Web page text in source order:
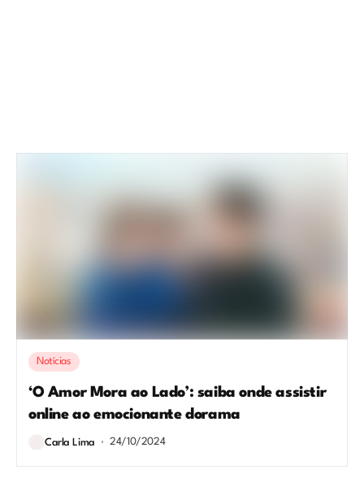
Notícias
‘O Amor Mora ao Lado’: saiba onde assistir
online ao emocionante dorama
Carla Lima 24/10/2024